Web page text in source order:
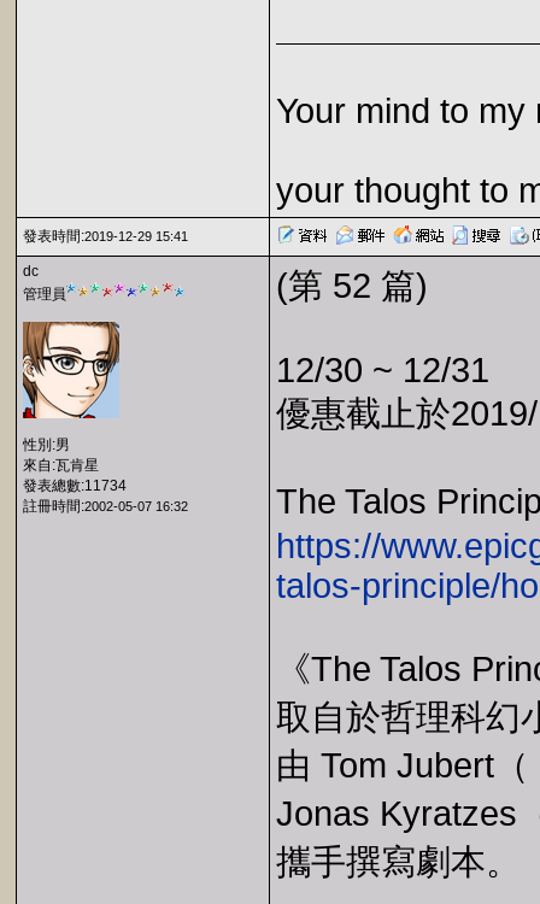
Your mind to my
your thought to
發表時間:2019-12-29 15:41
dc
管理員
性別:男
來自:瓦肯星
發表總數:11734
註冊時間:2002-05-07 16:32
(第 52 篇)
12/30 ~ 12/31
優惠截止於
The Talos
https://
talos-principle/
《The Talos
取自於哲理科幻
由 Tom Jubert
Jonas Kyratzes
攜手撰寫劇本。